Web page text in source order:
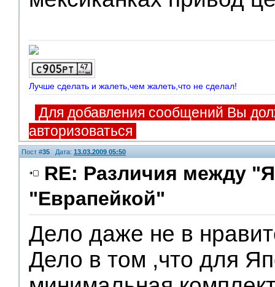
Лучше сделать и жалеть,чем жалеть,что не сделал!
Для добавления сообщений Вы
авторизоваться
Пост #35 Дата: 13.03.2009 05:50
RE: Различия между
"Еврапейкой"
Дело даже не в
Дело в том ,что для